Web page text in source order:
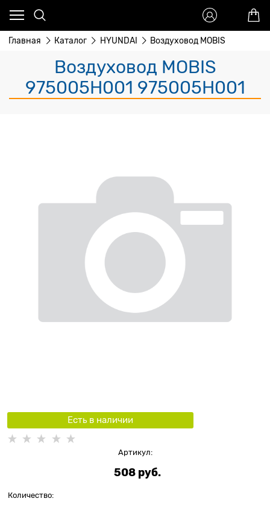
Главная Каталог HYUNDAI Воздуховод MOBIS
Воздуховод MOBIS
975005H001 975005H001
Есть в наличии
Артикул:
508 руб.
Количество: